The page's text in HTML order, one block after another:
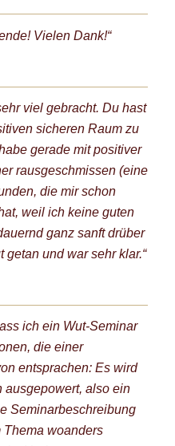
Vielen Dank!“
viel gebracht. Du hast
sicheren Raum zu
gerade mit positiver
rausgeschmissen (eine
die mir schon
weil ich keine guten
ganz sanft drüber
getan und war sehr klar.“
ich ein Wut-Seminar
die einer
entsprachen: Es wird
ausgepowert, also ein
Seminarbeschreibung
Thema woanders